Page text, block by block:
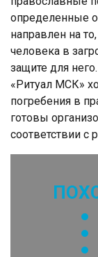
определенные
направлен на
человека в
защите для
«Ритуал МСК»
погребения в
готовы
соответствии с